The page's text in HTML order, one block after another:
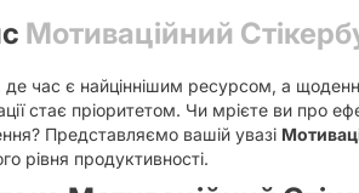
Мотиваційний
де час є найціннішим ресурсом, а
стає пріоритетом. Чи мрієте ви про
Представляємо вашій увазі
рівня продуктивності.